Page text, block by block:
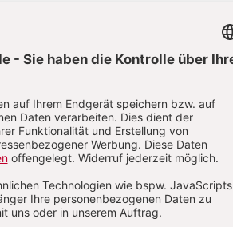
dafür, eine Geschichte
Rücken zu kraulen, sämtlichen
die Monster zu verjagen, ein
ins Bett zu legen - um nur einiges
und Geborgenheit und sind
es diese Grundsicherheit, sind
möglich.
zum Weihnachtsfest -